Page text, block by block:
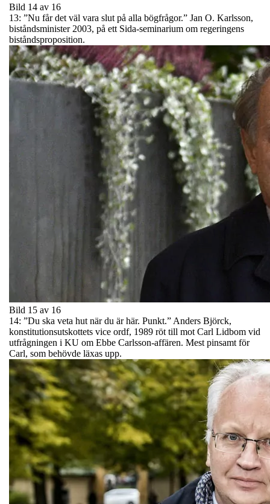
Bild 14 av 16
13: ”Nu får det väl vara slut på alla bögfrågor.” Jan O. Karlsson,
biståndsminister 2003, på ett Sida-seminarium om regeringens
biståndsproposition.
Bild 15 av 16
14: ”Du ska veta hut när du är här. Punkt.” Anders Björck,
konstitutionsutskottets vice ordf, 1989 röt till mot Carl Lidbom vid
utfrågningen i KU om Ebbe Carlsson-affären. Mest pinsamt för
Carl, som behövde läxas upp.